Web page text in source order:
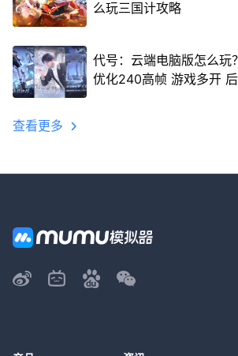
么玩三国计攻略
代号：云端电脑版怎么玩
优化240高帧 游戏多开
查看更多